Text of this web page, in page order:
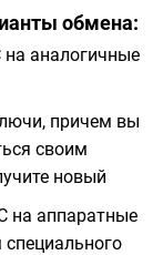
обмена:
аналогичные
причем вы
своим
новый
на аппаратные